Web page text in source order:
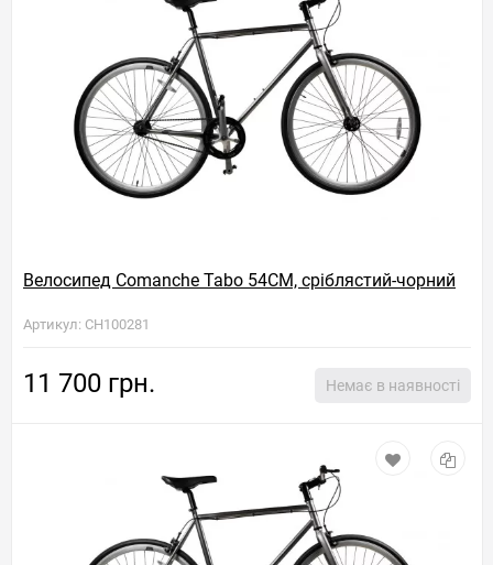
Велосипед Comanche Tabo 54CM, сріблястий-чорний
Артикул: CH100281
11 700 грн. Немає в наявності